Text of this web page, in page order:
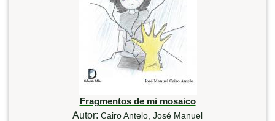
Fragmentos de mi mosaico
Autor: Cairo Antelo, José Manuel